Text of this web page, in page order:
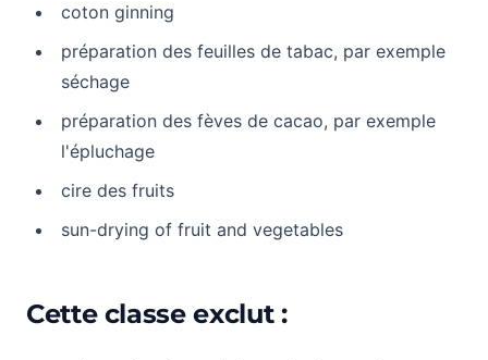
coton ginning
préparation des feuilles de tabac, par exemple
séchage
préparation des fèves de cacao, par exemple
l'épluchage
cire des fruits
sun-drying of fruit and vegetables
Cette classe exclut :